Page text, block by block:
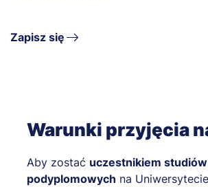
Zapisz się
Warunki przyjęcia
Aby zostać uczestnikiem studiów
podyplomowych na